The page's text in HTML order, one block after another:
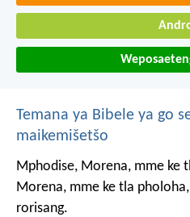
Temana ya Bibele ya go
maikemišetšo
Mphodise, Morena, mme ke
Morena, mme ke tla pholoha,
rorisang.